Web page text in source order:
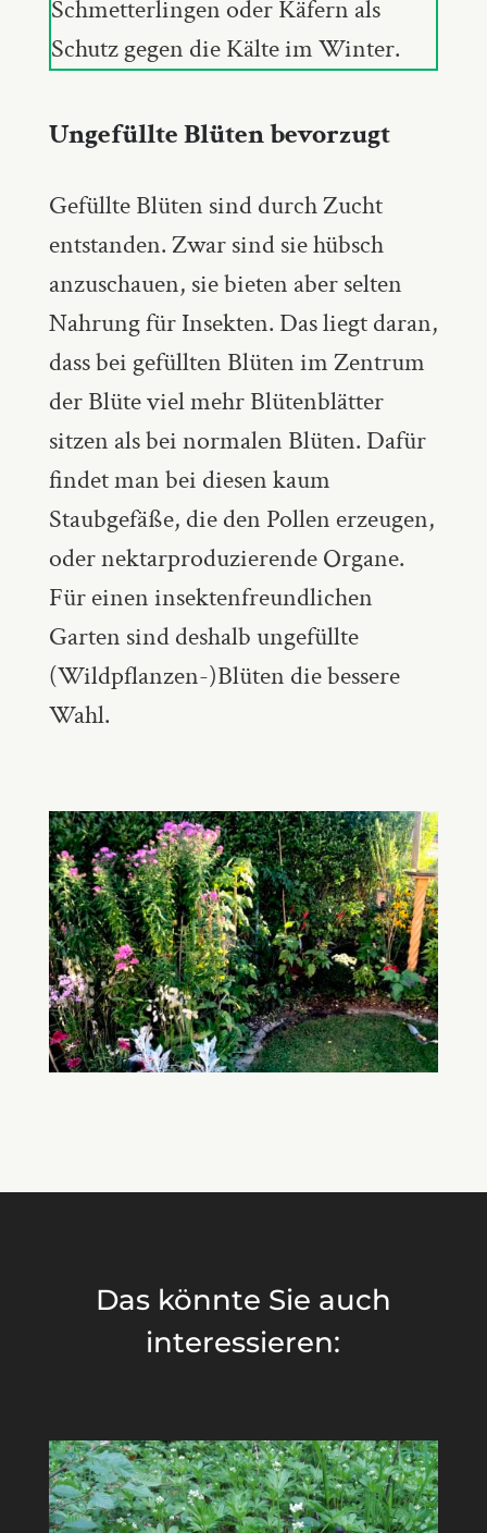
Schmetterlingen oder Käfern als
Schutz gegen die Kälte im Winter.
Ungefüllte Blüten bevorzugt
Gefüllte Blüten sind durch Zucht
entstanden. Zwar sind sie hübsch
anzuschauen, sie bieten aber selten
Nahrung für Insekten. Das liegt daran,
dass bei gefüllten Blüten im Zentrum
der Blüte viel mehr Blütenblätter
sitzen als bei normalen Blüten. Dafür
findet man bei diesen kaum
Staubgefäße, die den Pollen erzeugen,
oder nektarproduzierende Organe.
Für einen insektenfreundlichen
Garten sind deshalb ungefüllte
(Wildpflanzen-)Blüten die bessere
Wahl.
Das könnte Sie auch
interessieren: